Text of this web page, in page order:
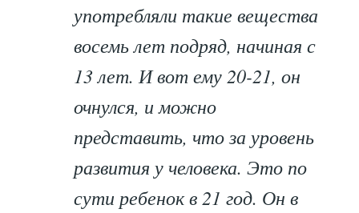
употребляли такие вещества
восемь лет подряд, начиная с
13 лет. И вот ему 20-21, он
очнулся, и можно
представить, что за уровень
развития у человека. Это по
сути ребенок в 21 год. Он в